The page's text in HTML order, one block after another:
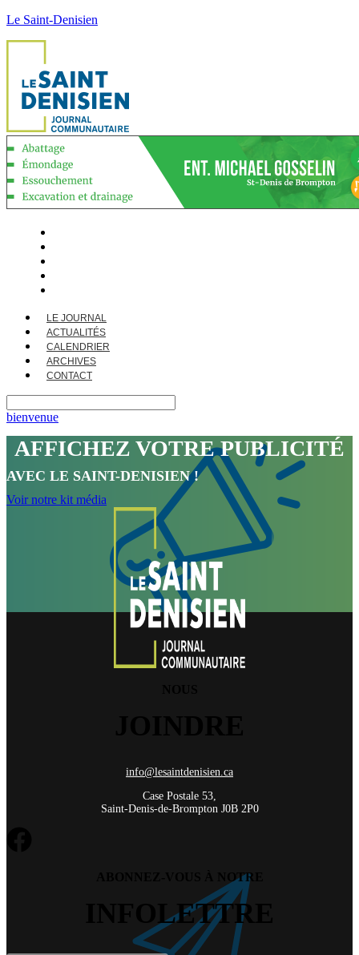
Le Saint-Denisien
LE JOURNAL
ACTUALITÉS
CALENDRIER
ARCHIVES
CONTACT
bienvenue
AFFICHEZ VOTRE PUBLICITÉ
AVEC LE SAINT-DENISIEN !
Voir notre kit média
info@lesaintdenisien.ca
Case Postale 53,
Saint-Denis-de-Brompton J0B 2P0
ABONNEZ-VOUS À NOTRE
INFOLETTRE